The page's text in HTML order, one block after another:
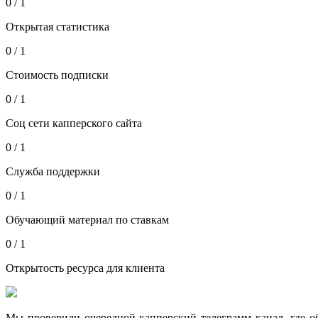
Открытая статистика
0 / 1
Стоимость подписки
0 / 1
Соц сети капперского сайта
0 / 1
Служба поддержки
0 / 1
Обучающий материал по ставкам
0 / 1
Открытость ресурса для клиента